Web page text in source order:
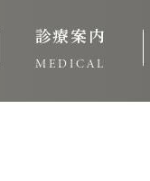
診療案内
MEDICAL